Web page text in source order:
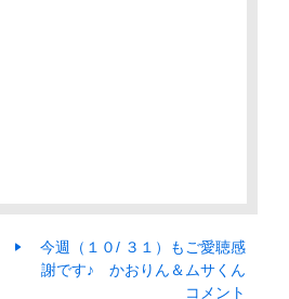
今週（１０/ ３１）もご愛聴感
謝です♪ かおりん＆ムサくん
コメント